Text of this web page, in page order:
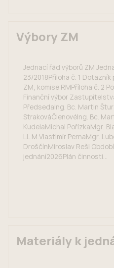
Výbory ZM
Jednací řád výborů ZM
23/2018Příloha č. 1
ZM, komise RMPříloha č. 2
Finanční výbor
PředsedaIng. Bc. Martin
StrakováČlenovéIng. Bc.
KudelaMichal PořízkaMgr.
LL.M.Vlastimír PernaMgr.
DroščínMiroslav Rešl
jednání2026Plán činnosti...
Materiály k